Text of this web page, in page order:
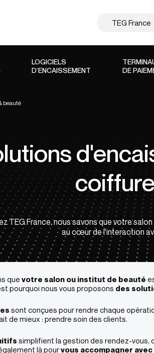
TEG France
LOGICIELS
D’ENCAISSEMENT
DE
beauté
TEG France, nous savons que votre
au cœur de l'interaction
que votre salon ou institut de beauté
pourquoi nous vous proposons des
sont conçues pour rendre chaque
de mieux : prendre soin des clients.
simplifient la gestion des rendez-
là pourvous accompagner